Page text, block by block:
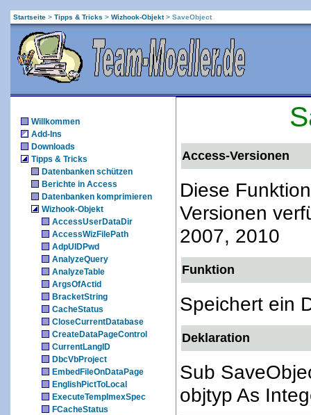
Startseite > Tipps & Tricks > Wizhook-Objekt> SaveObject
Willkommen
Add-Ins
Downloads
Tipps & Tricks
Datenbanken schützen
Berichte in Access
Datenbanken komprimieren
Wizhook-Objekt
AccessUserDataDir
AccessWizFilePath
AdpUIDPwd
AnalyzeQuery
AnalyzeTable
ArgsOfActid
BracketString
CacheStatus
CloseCurrentDatabase
CreateDataPageControl
CurrentLangID
DbcVbProject
EmbedFileOnDataPage
EnglishPictToLocal
ExecuteTempImexSpec
FCacheStatus
Access-Versionen
Diese
Versionen
2007, 2010
Funktion
Speichert ein
Deklaration
Sub
objtyp As